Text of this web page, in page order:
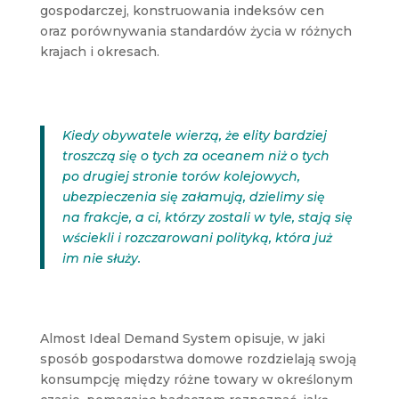
gospodarczej, konstruowania indeksów cen
oraz porównywania standardów życia w różnych
krajach i okresach.
Kiedy obywatele wierzą, że elity bardziej
troszczą się o tych za oceanem niż o tych
po drugiej stronie torów kolejowych,
ubezpieczenia się załamują, dzielimy się
na frakcje, a ci, którzy zostali w tyle, stają się
wściekli i rozczarowani polityką, która już
im nie służy.
Almost Ideal Demand System opisuje, w jaki
sposób gospodarstwa domowe rozdzielają swoją
konsumpcję między różne towary w określonym